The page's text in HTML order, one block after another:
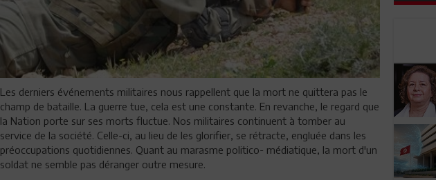
Les derniers événements militaires nous rappellent que la mort ne quittera pas le
champ de bataille. La guerre tue, cela est une constante. En revanche, le regard que
la Nation porte sur ses morts fluctue. Nos militaires continuent à tomber au
service de la société. Celle-ci, au lieu de les glorifier, se rétracte, engluée dans les
préoccupations quotidiennes. Quant au marasme politico- médiatique, la mort d'un
soldat ne semble pas déranger outre mesure.